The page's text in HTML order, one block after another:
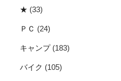
★ (33)
ＰＣ (24)
キャンプ(183)
バイク (105)